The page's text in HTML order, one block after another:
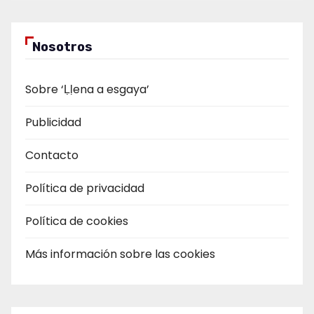
Nosotros
Sobre ‘Ḷḷena a esgaya’
Publicidad
Contacto
Política de privacidad
Política de cookies
Más información sobre las cookies